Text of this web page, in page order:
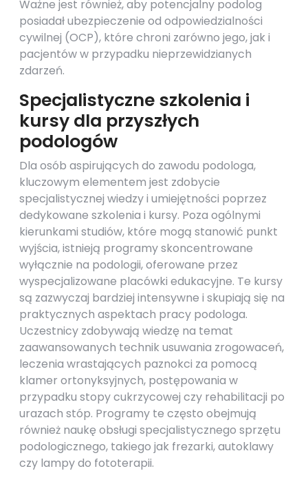
Ważne jest również, aby potencjalny podolog
posiadał ubezpieczenie od odpowiedzialności
cywilnej (OCP), które chroni zarówno jego, jak i
pacjentów w przypadku nieprzewidzianych
zdarzeń.
Specjalistyczne szkolenia i
kursy dla przyszłych
podologów
Dla osób aspirujących do zawodu podologa,
kluczowym elementem jest zdobycie
specjalistycznej wiedzy i umiejętności poprzez
dedykowane szkolenia i kursy. Poza ogólnymi
kierunkami studiów, które mogą stanowić punkt
wyjścia, istnieją programy skoncentrowane
wyłącznie na podologii, oferowane przez
wyspecjalizowane placówki edukacyjne. Te kursy
są zazwyczaj bardziej intensywne i skupiają się na
praktycznych aspektach pracy podologa.
Uczestnicy zdobywają wiedzę na temat
zaawansowanych technik usuwania zrogowaceń,
leczenia wrastających paznokci za pomocą
klamer ortonyksyjnych, postępowania w
przypadku stopy cukrzycowej czy rehabilitacji po
urazach stóp. Programy te często obejmują
również naukę obsługi specjalistycznego sprzętu
podologicznego, takiego jak frezarki, autoklawy
czy lampy do fototerapii.